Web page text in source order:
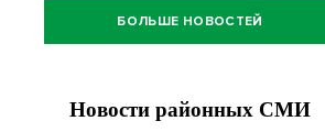
БОЛЬШЕ НОВОСТЕЙ